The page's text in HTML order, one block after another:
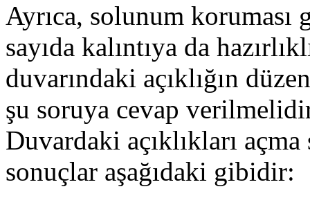
Ayrıca, solunum koruması
sayıda kalıntıya da
duvarındaki açıklığın
şu soruya cevap
Duvardaki açıklıkları
sonuçlar aşağıdaki gibidir: